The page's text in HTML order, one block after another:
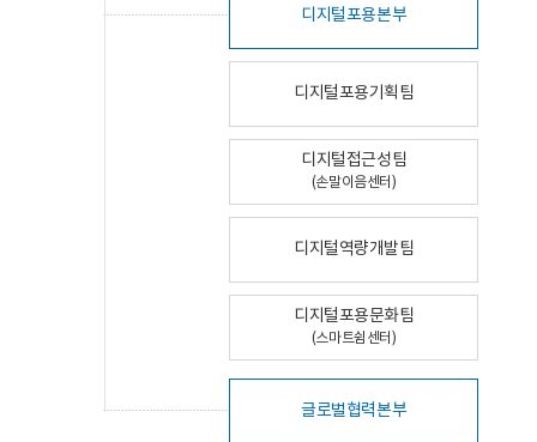
디지털포용본부
디지털포용기획팀
디지털접근성팀
(손말이음센터)
디지털역량개발팀
디지털포용문화팀
(스마트쉼센터)
글로벌협력본부